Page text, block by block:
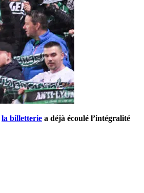
la billetterie a déjà écoulé l’intégralité